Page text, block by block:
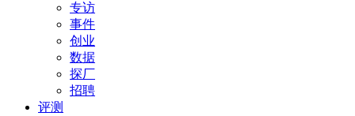
专访
事件
创业
数据
探厂
招聘
评测